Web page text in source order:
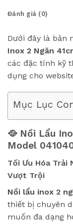
Đánh giá (0)
Dưới đây là bản
Inox 2 Ngăn
các đặc tính kỹ
dụng cho
Mục Lục
🥘 Nồi Lẩu
Model
Tối Ưu Hóa Trải
Vượt Trội
Nồi lẩu inox 2
thiết bị chuyên
muốn đa dạng